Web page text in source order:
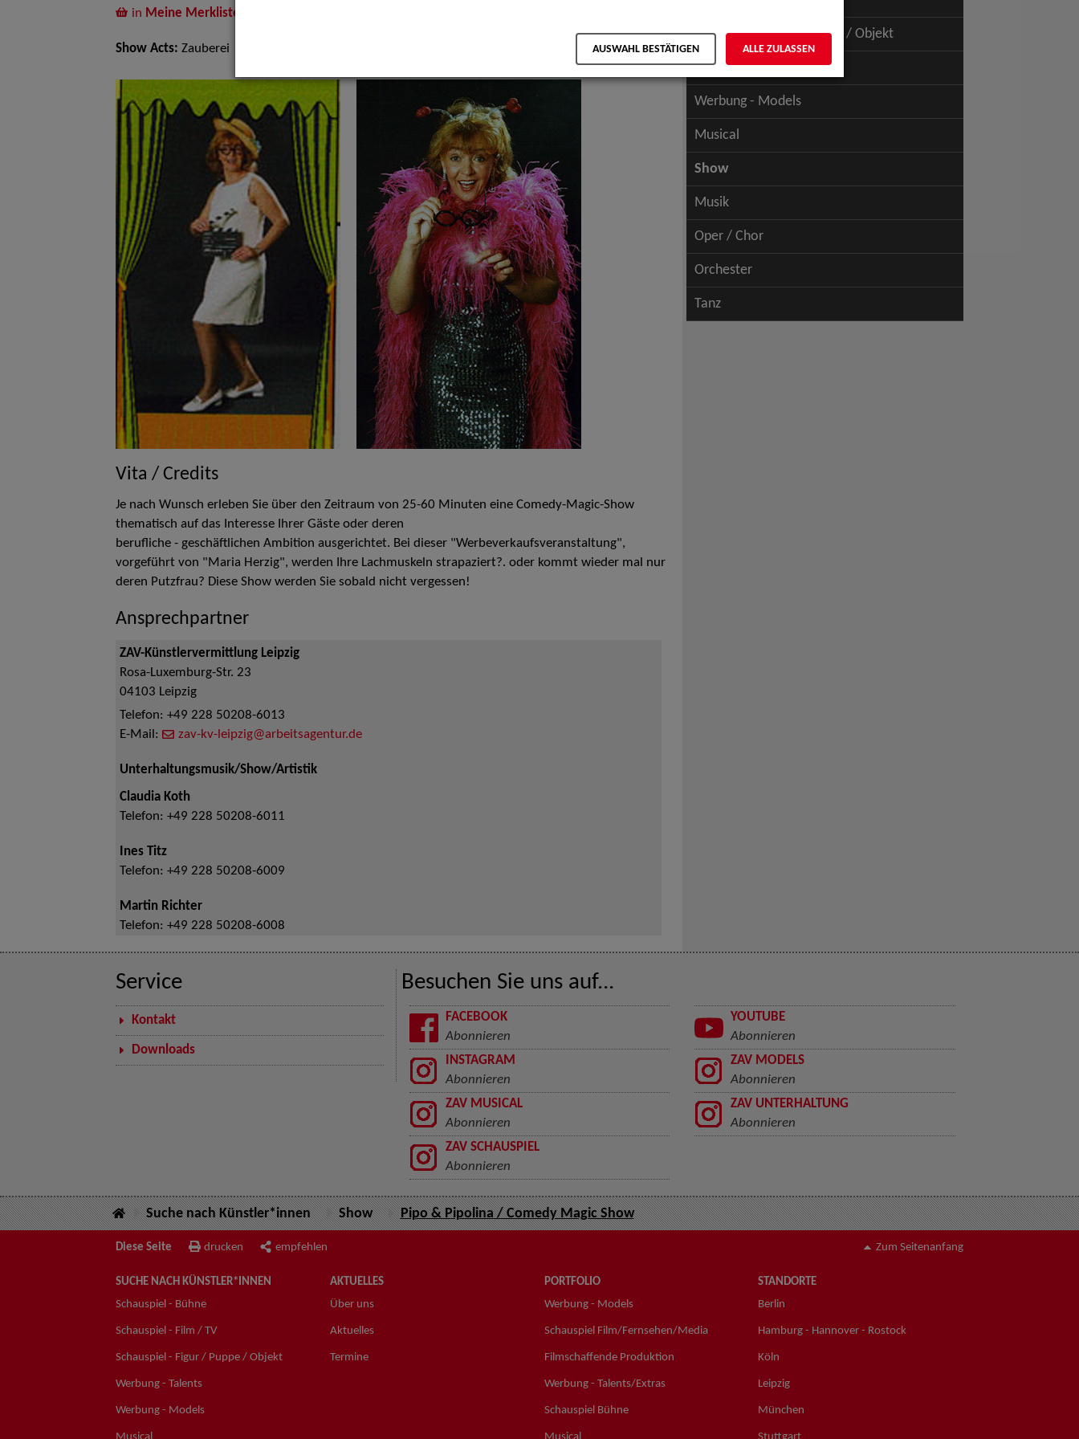
in Meine Merkliste
Show Acts: Zauberei
Vita / Credits
Je nach Wunsch erleben Sie über den Zeitraum von 25-60 Minuten eine Comedy-Magic-Show
thematisch auf das Interesse Ihrer Gäste oder deren
berufliche - geschäftlichen Ambition ausgerichtet. Bei dieser "Werbeverkaufsveranstaltung",
vorgeführt von "Maria Herzig", werden Ihre Lachmuskeln strapaziert?. oder kommt wieder mal nur
deren Putzfrau? Diese Show werden Sie sobald nicht vergessen!
Ansprechpartner
ZAV-Künstlervermittlung Leipzig
Rosa-Luxemburg-Str. 23
04103 Leipzig
Telefon: +49 228 50208-6013
E-Mail:
zav-kv-leipzig@arbeitsagentur.de
Unterhaltungsmusik/Show/Artistik
Claudia Koth
Telefon: +49 228 50208-6011
Ines Titz
Telefon: +49 228 50208-6009
Martin Richter
Telefon: +49 228 50208-6008
Schauspiel - Figur / Puppe / Objekt
Werbung - Talents
Werbung - Models
Musical
Show
Musik
Oper / Chor
Orchester
Tanz
Service
Kontakt
Downloads
Besuchen Sie uns auf...
FACEBOOK
Abonnieren
YOUTUBE
Abonnieren
INSTAGRAM
Abonnieren
ZAV MODELS
Abonnieren
ZAV MUSICAL
Abonnieren
ZAV UNTERHALTUNG
Abonnieren
ZAV SCHAUSPIEL
Abonnieren
Suche nach Künstler*innen Show Pipo & Pipolina / Comedy Magic Show
Diese Seite drucken empfehlen Zum Seitenanfang
SUCHE NACH KÜNSTLER*INNEN
Schauspiel - Bühne
Schauspiel - Film / TV
Schauspiel - Figur / Puppe / Objekt
Werbung - Talents
Werbung - Models
AKTUELLES
Über uns
Aktuelles
Termine
PORTFOLIO
Werbung - Models
Schauspiel Film/Fernsehen/Media
Filmschaffende Produktion
Werbung - Talents/Extras
Schauspiel Bühne
STANDORTE
Berlin
Hamburg - Hannover - Rostock
Köln
Leipzig
München
AUSWAHL BESTÄTIGEN ALLE ZULASSEN